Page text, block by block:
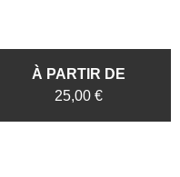
À PARTIR DE
25,00 €